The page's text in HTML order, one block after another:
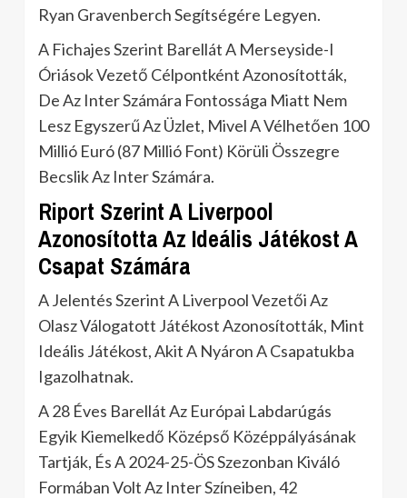
Ryan Gravenberch Segítségére Legyen.
A Fichajes Szerint Barellát A Merseyside-I
Óriások Vezető Célpontként Azonosították,
De Az Inter Számára Fontossága Miatt Nem
Lesz Egyszerű Az Üzlet, Mivel A Vélhetően 100
Millió Euró (87 Millió Font) Körüli Összegre
Becslik Az Inter Számára.
Riport Szerint A Liverpool
Azonosította Az Ideális Játékost A
Csapat Számára
A Jelentés Szerint A Liverpool Vezetői Az
Olasz Válogatott Játékost Azonosították, Mint
Ideális Játékost, Akit A Nyáron A Csapatukba
Igazolhatnak.
A 28 Éves Barellát Az Európai Labdarúgás
Egyik Kiemelkedő Középső Középpályásának
Tartják, És A 2024-25-ÖS Szezonban Kiváló
Formában Volt Az Inter Színeiben, 42